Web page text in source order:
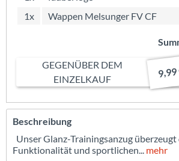
1x
Wappen Melsunger FV CF
GEGENÜBER DEM
EINZELKAUF
Beschreibung
Unser Glanz-Trainingsanzug
Funktionalität und sportlichen... mehr